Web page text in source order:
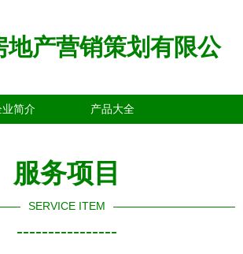
地产营销策划有限公
业简介 产品大全
服务项目
SERVICE ITEM
----------------